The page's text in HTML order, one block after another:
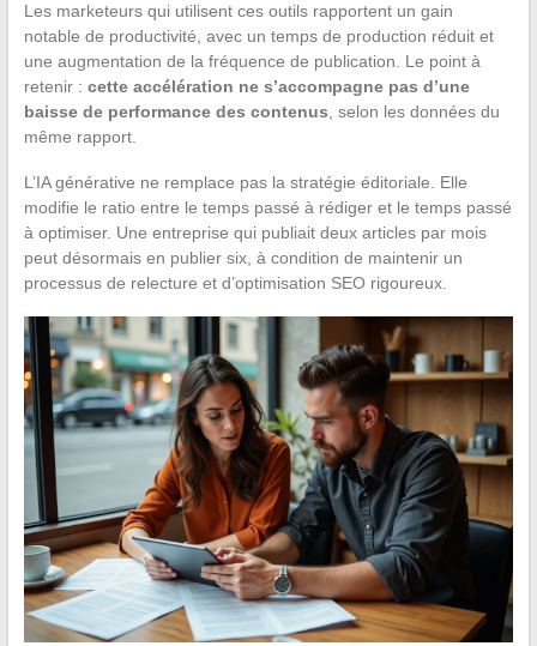
Les marketeurs qui utilisent ces outils rapportent un gain
notable de productivité, avec un temps de production réduit et
une augmentation de la fréquence de publication. Le point à
retenir : cette accélération ne s’accompagne pas d’une
baisse de performance des contenus , selon les données du
même rapport.
L’IA générative ne remplace pas la stratégie éditoriale. Elle
modifie le ratio entre le temps passé à rédiger et le temps passé
à optimiser. Une entreprise qui publiait deux articles par mois
peut désormais en publier six, à condition de maintenir un
processus de relecture et d’optimisation SEO rigoureux.